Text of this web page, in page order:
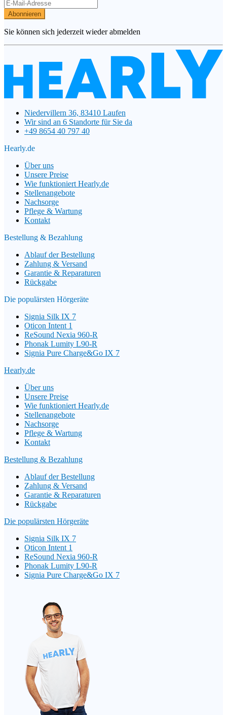
Abonnieren
Sie können sich jederzeit wieder abmelden
Niedervillern 36, 83410 Laufen
Wir sind an 6 Standorte für Sie da
+49 8654 40 797 40
Hearly.de
Über uns
Unsere Preise
Wie funktioniert Hearly.de
Stellenangebote
Nachsorge
Pflege & Wartung
Kontakt
Bestellung & Bezahlung
Ablauf der Bestellung
Zahlung & Versand
Garantie & Reparaturen
Rückgabe
Die populärsten Hörgeräte
Signia Silk IX 7
Oticon Intent 1
ReSound Nexia 960-R
Phonak Lumity L90-R
Signia Pure Charge&Go IX 7
Hearly.de
Über uns
Unsere Preise
Wie funktioniert Hearly.de
Stellenangebote
Nachsorge
Pflege & Wartung
Kontakt
Bestellung & Bezahlung
Ablauf der Bestellung
Zahlung & Versand
Garantie & Reparaturen
Rückgabe
Die populärsten Hörgeräte
Signia Silk IX 7
Oticon Intent 1
ReSound Nexia 960-R
Phonak Lumity L90-R
Signia Pure Charge&Go IX 7